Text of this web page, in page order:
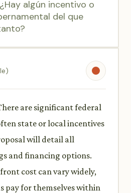
algún incentivo o
del que
are significant federal
state or local incentives
will detail all
and financing options.
cost can vary widely,
pay for themselves within